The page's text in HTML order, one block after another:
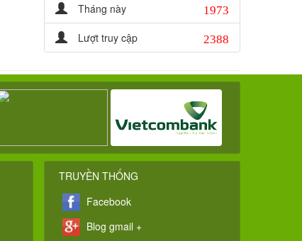
Tháng này 1973
Lượt truy cập 2388
TRUYỀN THỐNG
Facebook
Blog gmail +